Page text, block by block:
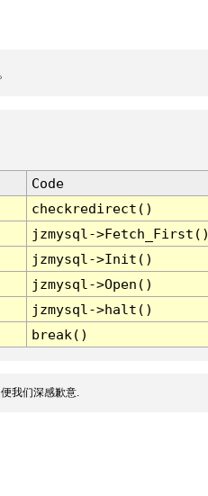
Code
checkredirect()
jzmysql-
jzmysql->Init()
jzmysql->Open()
jzmysql->halt()
break()
我们深感歉意.